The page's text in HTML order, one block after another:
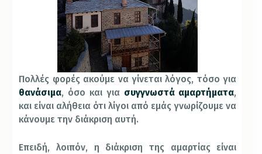
Πολλές φορές ακούμε να γίνεται λόγος, τόσο για
θανάσιμα, όσο και για συγγνωστά αμαρτήματα,
και είναι αλήθεια ότι λίγοι από εμάς γνωρίζουμε να
κάνουμε την διάκριση αυτή.
Επειδή, λοιπόν, η διάκριση της αμαρτίας είναι